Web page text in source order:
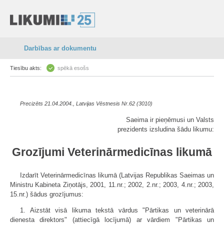
Darbības ar dokumentu
Tiesību akts: spēkā esošs
Precizēts 21.04.2004., Latvijas Vēstnesis Nr.62 (3010)
Saeima ir pieņēmusi un Valsts
prezidents izsludina šādu likumu:
Grozījumi Veterinārmedicīnas likumā
Izdarīt Veterinārmedicīnas likumā (Latvijas Republikas Saeimas un
Ministru Kabineta Ziņotājs, 2001, 11.nr.; 2002, 2.nr.; 2003, 4.nr.; 2003,
15.nr.) šādus grozījumus:
1. Aizstāt visā likuma tekstā vārdus "Pārtikas un veterinārā
dienesta direktors" (attiecīgā locījumā) ar vārdiem "Pārtikas un